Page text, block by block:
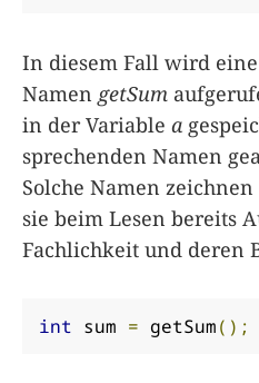
In diesem Fall wird
Namen getSum
in der Variable a
sprechenden Namen
Solche Namen
sie beim Lesen bereits
Fachlichkeit und deren
int sum = getSum();